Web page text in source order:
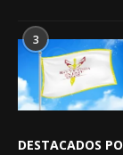
3
DESTACADOS